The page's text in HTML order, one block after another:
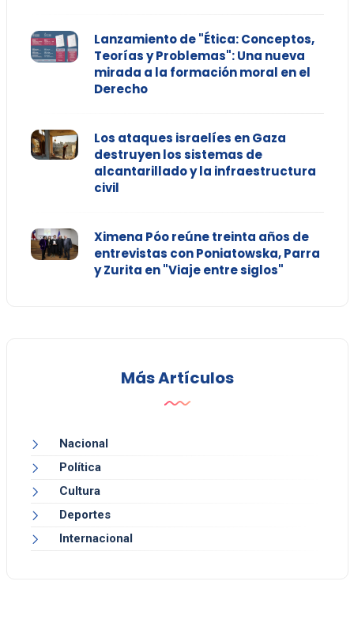
Lanzamiento de "Ética: Conceptos,
Teorías y Problemas": Una nueva
mirada a la formación moral en el
Derecho
Los ataques israelíes en Gaza
destruyen los sistemas de
alcantarillado y la infraestructura
civil
Ximena Póo reúne treinta años de
entrevistas con Poniatowska, Parra
y Zurita en "Viaje entre siglos"
Más Artículos
Nacional
Política
Cultura
Deportes
Internacional